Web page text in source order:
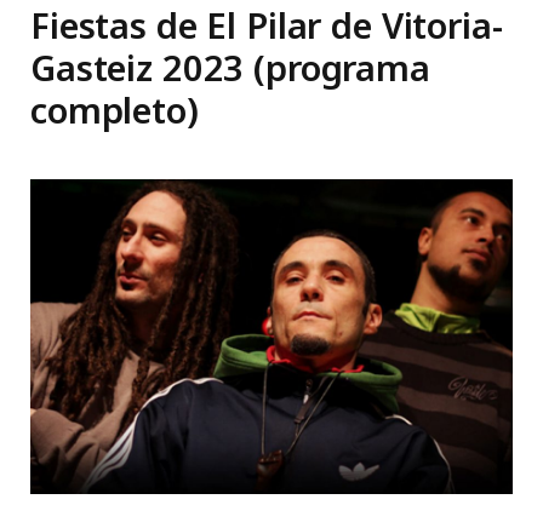
Fiestas de El Pilar de Vitoria-
Gasteiz 2023 (programa
completo)